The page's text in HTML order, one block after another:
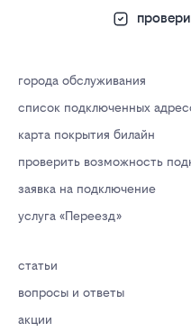
города обслуживания
список подключенных
карта покрытия билайн
проверить возможность
заявка на подключение
услуга «Переезд»
статьи
вопросы и ответы
акции